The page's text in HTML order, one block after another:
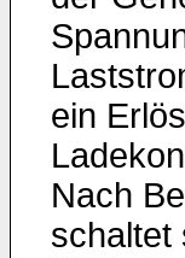
ein
Nach
schaltet